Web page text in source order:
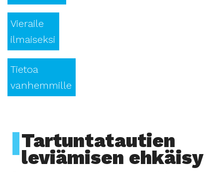
Vieraile
ilmaiseksi
Tietoa
vanhemmille
Tartuntatautien
leviämisen ehkäisy